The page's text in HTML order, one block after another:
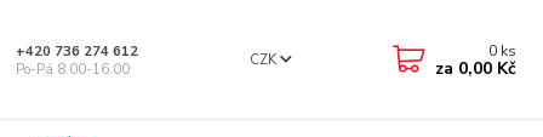
CZK
+420 736 274 612
Po-Pá 8.00-16.00
0 ks
za 0,00 Kč